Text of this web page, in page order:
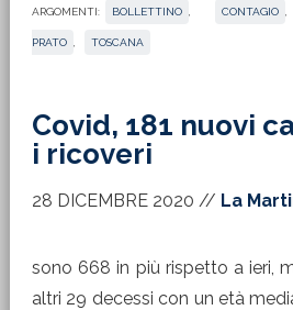
ARGOMENTI: BOLLETTINO CONTAGIO
PRATO TOSCANA
Covid, 181 nuovi
i ricoveri
28 DICEMBRE 2020 // La
sono 668 in più rispetto a ieri,
altri 29 decessi con un età